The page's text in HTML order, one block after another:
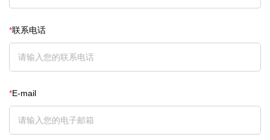
*联系电话
*E-mail